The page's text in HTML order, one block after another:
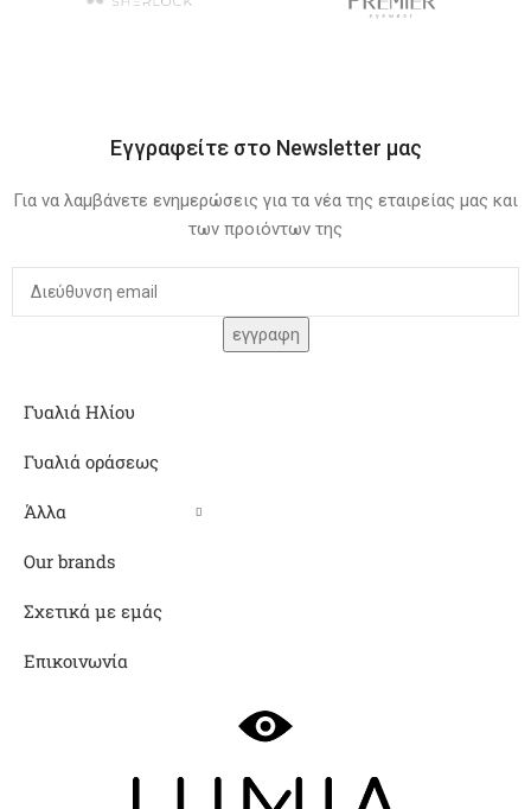
Εγγραφείτε στο Newsletter μας
Για να λαμβάνετε ενημερώσεις για τα νέα της εταιρείας μας και
των προιόντων της
Γυαλιά Ηλίου
Γυαλιά οράσεως
Άλλα
Our brands
Σχετικά με εμάς
Επικοινωνία